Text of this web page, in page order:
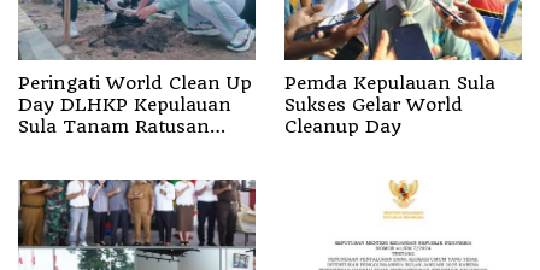
Peringati World Clean Up
Day DLHKP Kepulauan
Sula Tanam Ratusan
Pemda Kepulauan Sula
Sukses Gelar World
Cleanup Day